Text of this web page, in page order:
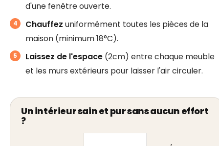
d'une fenêtre ouverte.
Chauffez uniformément toutes les pièces de la
maison (minimum 18°C).
Laissez de l'espace (2cm) entre chaque meuble
et les murs extérieurs pour laisser l'air circuler.
Un intérieur sain et pur sans aucun effort
?